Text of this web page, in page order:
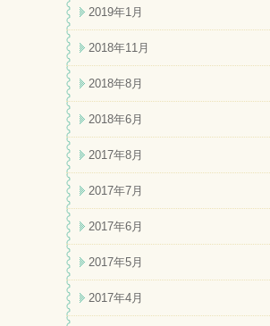
2019年1月
2018年11月
2018年8月
2018年6月
2017年8月
2017年7月
2017年6月
2017年5月
2017年4月